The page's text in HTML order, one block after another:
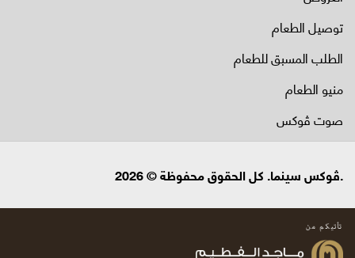
توصيل الطعام
الطلب المسبق للطعام
منيو الطعام
صوت ڤوكس
.ڤوكس سينما. كل الحقوق محفوظة © 2026